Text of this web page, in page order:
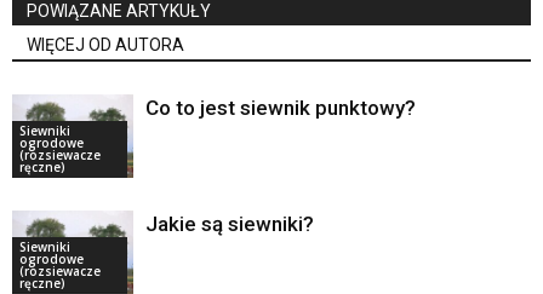
POWIĄZANE ARTYKUŁY
WIĘCEJ OD AUTORA
Siewniki
ogrodowe
(rozsiewacze
ręczne)
Co to jest siewnik punktowy?
Siewniki
ogrodowe
(rozsiewacze
ręczne)
Jakie są siewniki?